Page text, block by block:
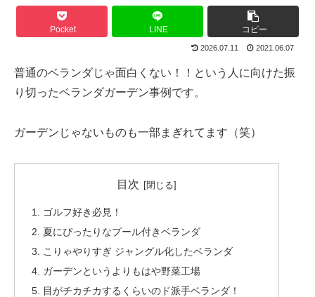
Pocket LINE コピー
2026.07.11 2021.06.07
普通のベランダじゃ面白くない！！という人に向けた振
り切ったベランダガーデン事例です。
ガーデンじゃないものも一部まぎれてます（笑）
目次
ゴルフ好き必見！
夏にぴったりなプール付きベランダ
こりゃやりすぎ ジャングル化したベランダ
ガーデンというよりもはや野菜工場
目がチカチカするくらいのド派手ベランダ！